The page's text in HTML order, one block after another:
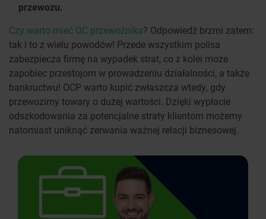
przewozu.
Czy warto mieć OC przewoźnika? Odpowiedź brzmi zatem:
tak i to z wielu powodów! Przede wszystkim polisa
zabezpiecza firmę na wypadek strat, co z kolei może
zapobiec przestojom w prowadzeniu działalności, a także
bankructwu! OCP warto kupić zwłaszcza wtedy, gdy
przewozimy towary o dużej wartości. Dzięki wypłacie
odszkodowania za potencjalne straty klientom możemy
natomiast uniknąć zerwania ważnej relacji biznesowej.